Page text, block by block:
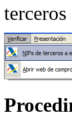
terceros